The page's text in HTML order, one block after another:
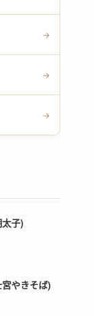
→
→
→
子)
やきそば)